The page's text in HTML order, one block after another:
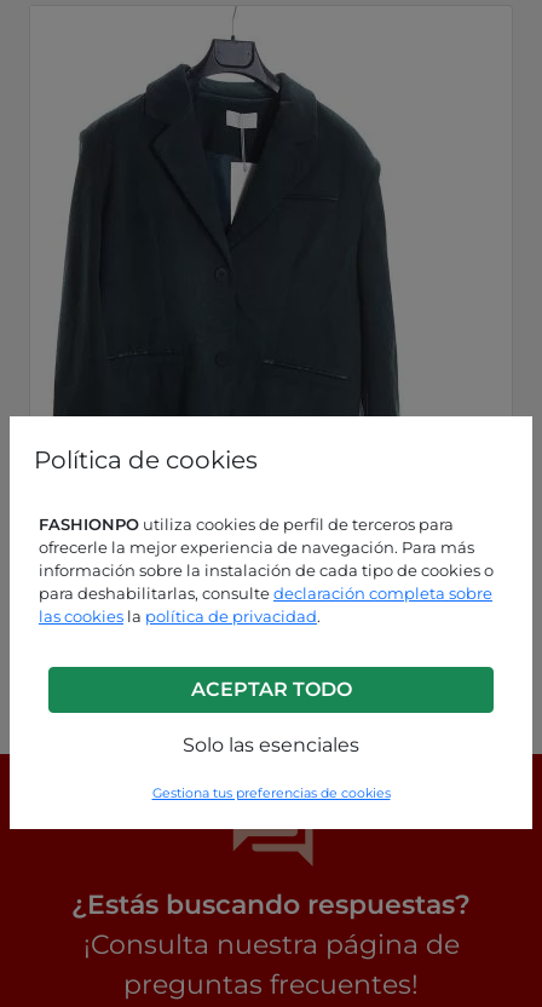
Política de cookies
FASHIONPO utiliza cookies de perfil de terceros para
ofrecerle la mejor experiencia de navegación. Para más
información sobre la instalación de cada tipo de cookies o
para deshabilitarlas, consultedeclaración completa sobre
las cookies la política de privacidad.
ACEPTAR TODO
Solo las esenciales
Gestiona tus preferencias de cookies
P0260005719C1
¿Estás buscando respuestas?
¡Consulta nuestra página de
preguntas frecuentes!